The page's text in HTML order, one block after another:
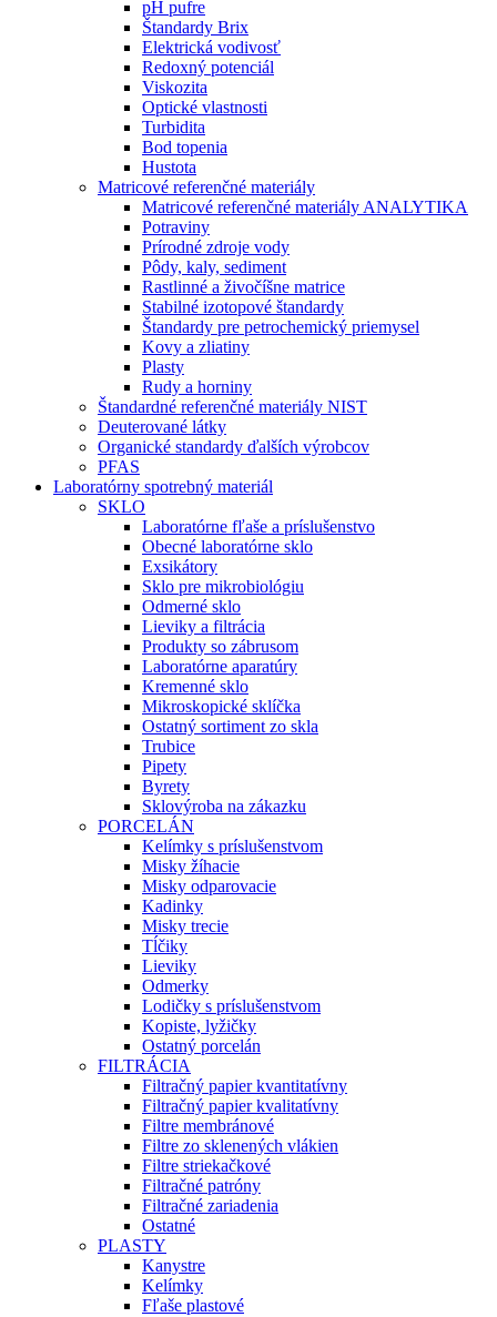
pH pufre
Štandardy Brix
Elektrická vodivosť
Redoxný potenciál
Viskozita
Optické vlastnosti
Turbidita
Bod topenia
Hustota
Matricové referenčné materiály
Matricové referenčné materiály ANALYTIKA
Potraviny
Prírodné zdroje vody
Pôdy, kaly, sediment
Rastlinné a živočíšne matrice
Stabilné izotopové štandardy
Štandardy pre petrochemický priemysel
Kovy a zliatiny
Plasty
Rudy a horniny
Štandardné referenčné materiály NIST
Deuterované látky
Organické standardy ďalších výrobcov
PFAS
Laboratórny spotrebný materiál
SKLO
Laboratórne fľaše a príslušenstvo
Obecné laboratórne sklo
Exsikátory
Sklo pre mikrobiológiu
Odmerné sklo
Lieviky a filtrácia
Produkty so zábrusom
Laboratórne aparatúry
Kremenné sklo
Mikroskopické sklíčka
Ostatný sortiment zo skla
Trubice
Pipety
Byrety
Sklovýroba na zákazku
PORCELÁN
Kelímky s príslušenstvom
Misky žíhacie
Misky odparovacie
Kadinky
Misky trecie
Tĺčiky
Lieviky
Odmerky
Lodičky s príslušenstvom
Kopiste, lyžičky
Ostatný porcelán
FILTRÁCIA
Filtračný papier kvantitatívny
Filtračný papier kvalitatívny
Filtre membránové
Filtre zo sklenených vlákien
Filtre striekačkové
Filtračné patróny
Filtračné zariadenia
Ostatné
PLASTY
Kanystre
Kelímky
Fľaše plastové